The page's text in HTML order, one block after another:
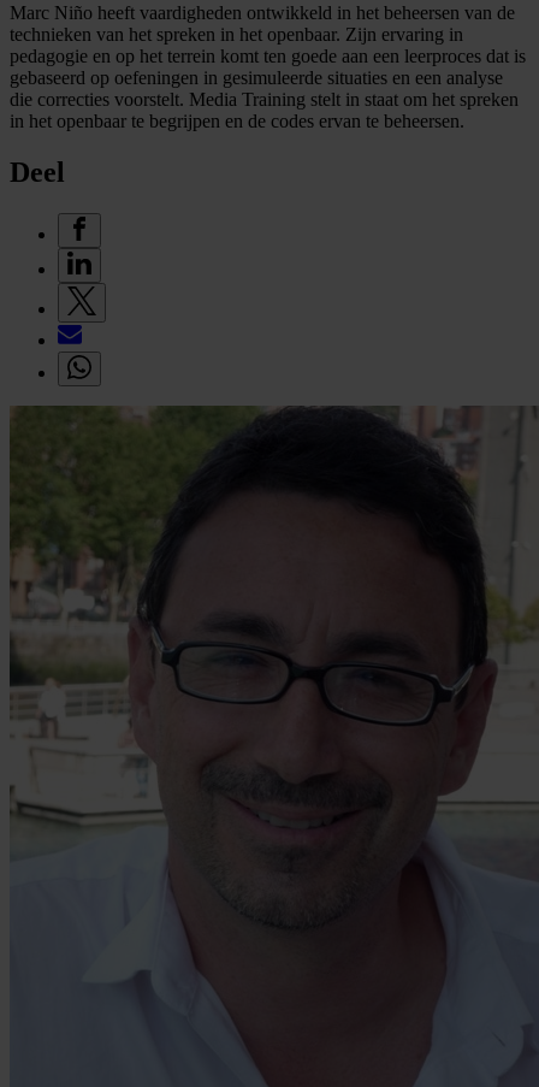
Marc Niño heeft vaardigheden ontwikkeld in het beheersen van de
technieken van het spreken in het openbaar. Zijn ervaring in
pedagogie en op het terrein komt ten goede aan een leerproces dat is
gebaseerd op oefeningen in gesimuleerde situaties en een analyse
die correcties voorstelt. Media Training stelt in staat om het spreken
in het openbaar te begrijpen en de codes ervan te beheersen.
Deel